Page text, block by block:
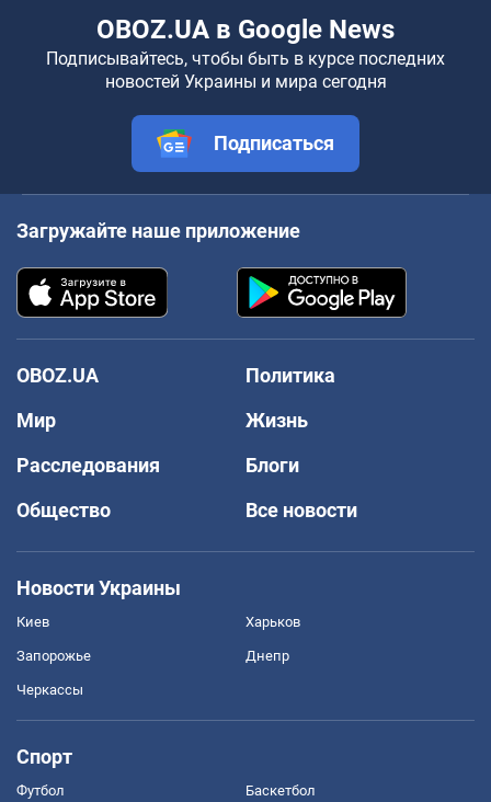
OBOZ.UA в Google News
Подписывайтесь, чтобы быть в курсе последних
новостей Украины и мира сегодня
Подписаться
Загружайте наше приложение
OBOZ.UA
Политика
Мир
Жизнь
Расследования
Блоги
Общество
Все новости
Новости Украины
Киев Харьков
Запорожье Днепр
Черкассы
Спорт
Футбол Баскетбол